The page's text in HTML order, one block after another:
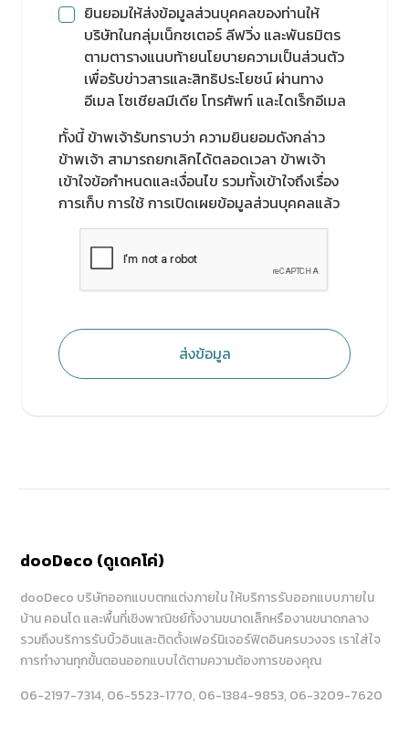
ยินยอมให้ส่งข้อมูลส่วนบุคคลของท่านให้
บริษัทในกลุ่มเน็กซเตอร์ ลีฟวิ่ง และพันธมิตร
ตามตารางแนบท้ายนโยบายความเป็นส่วนตัว
เพื่อรับข่าวสารและสิทธิประโยชน์ ผ่านทาง
อีเมล โซเชียลมีเดีย โทรศัพท์ และไดเร็กอีเมล
ทั้งนี้ ข้าพเจ้ารับทราบว่า ความยินยอมดังกล่าว
ข้าพเจ้า สามารถยกเลิกได้ตลอดเวลา ข้าพเจ้า
เข้าใจข้อกำหนดและเงื่อนไข รวมทั้งเข้าใจถึงเรื่อง
การเก็บ การใช้ การเปิดเผยข้อมูลส่วนบุคคลแล้ว
ส่งข้อมูล
dooDeco (ดูเดคโค่)
dooDeco บริษัทออกแบบตกแต่งภายใน ให้บริการรับออกแบบภายใน
บ้าน คอนโด และพื้นที่เชิงพาณิชย์ทั้งงานขนาดเล็กหรืองานขนาดกลาง
รวมถึงบริการรับบิ้วอินและติดตั้งเฟอร์นิเจอร์ฟิตอินครบวงจร เราใส่ใจ
การทำงานทุกขั้นตอนออกแบบได้ตามความต้องการของคุณ
06-2197-7314, 06-5523-1770, 06-1384-9853, 06-3209-7620